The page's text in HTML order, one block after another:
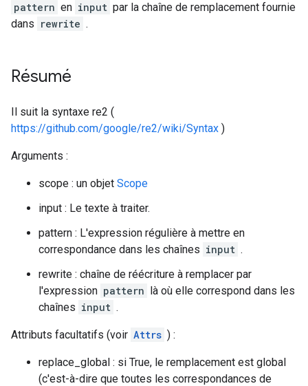
pattern en input par la chaîne de remplacement fournie
dans rewrite .
Résumé
Il suit la syntaxe re2 (
https://github.com/google/re2/wiki/Syntax )
Arguments :
scope : un objet Scope
input : Le texte à traiter.
pattern : L'expression régulière à mettre en
correspondance dans les chaînes input .
rewrite : chaîne de réécriture à remplacer par
l'expression pattern là où elle correspond dans les
chaînes input .
Attributs facultatifs (voir Attrs ) :
replace_global : si True, le remplacement est global
(c'est-à-dire que toutes les correspondances de